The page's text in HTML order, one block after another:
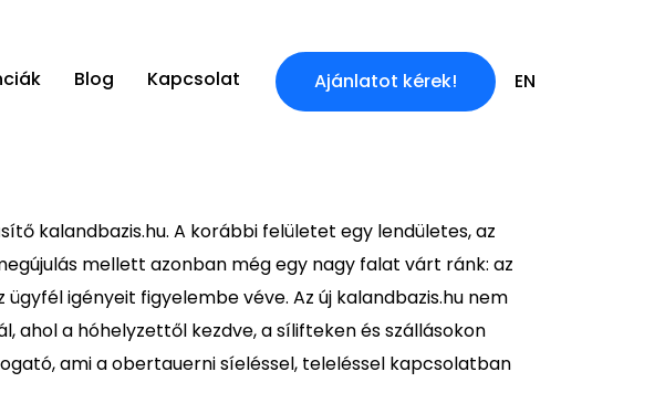
Blog Kapcsolat Ajánlatot kérek! EN
kalandbazis.hu. A korábbi felületet egy lendületes, az
mellett azonban még egy nagy falat várt ránk: az
igényeit figyelembe véve. Az új kalandbazis.hu nem
a hóhelyzettől kezdve, a sílifteken és szállásokon
ami a obertauerni síeléssel, teleléssel kapcsolatban